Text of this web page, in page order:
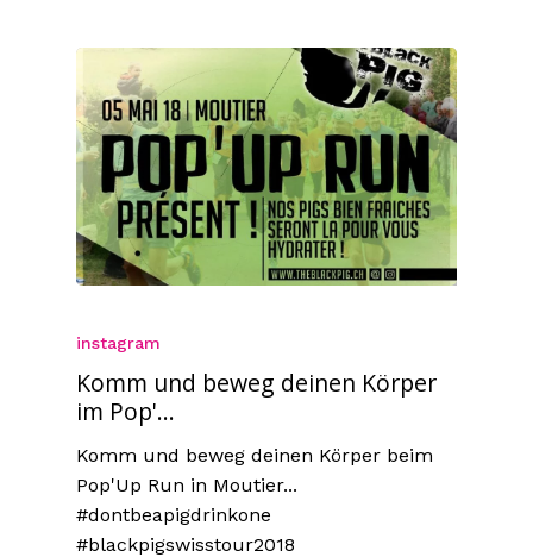
instagram
Komm und beweg deinen Körper
im Pop'...
Komm und beweg deinen Körper beim
Pop'Up Run in Moutier...
#dontbeapigdrinkone
#blackpigswisstour2018